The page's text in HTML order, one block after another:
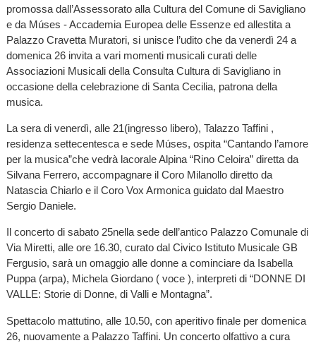
promossa dall’Assessorato alla Cultura del Comune di Savigliano
e da Múses - Accademia Europea delle Essenze ed allestita a
Palazzo Cravetta Muratori, si unisce l’udito che da venerdì 24 a
domenica 26 invita a vari momenti musicali curati delle
Associazioni Musicali della Consulta Cultura di Savigliano in
occasione della celebrazione di Santa Cecilia, patrona della
musica.
La sera di venerdì, alle 21(ingresso libero), Talazzo Taffini ,
residenza settecentesca e sede Múses, ospita “Cantando l’amore
per la musica”che vedrà lacorale Alpina “Rino Celoira” diretta da
Silvana Ferrero, accompagnare il Coro Milanollo diretto da
Natascia Chiarlo e il Coro Vox Armonica guidato dal Maestro
Sergio Daniele.
Il concerto di sabato 25nella sede dell’antico Palazzo Comunale di
Via Miretti, alle ore 16.30, curato dal Civico Istituto Musicale GB
Fergusio, sarà un omaggio alle donne a cominciare da Isabella
Puppa (arpa), Michela Giordano ( voce ), interpreti di “DONNE DI
VALLE: Storie di Donne, di Valli e Montagna”.
Spettacolo mattutino, alle 10.50, con aperitivo finale per domenica
26, nuovamente a Palazzo Taffini. Un concerto olfattivo a cura